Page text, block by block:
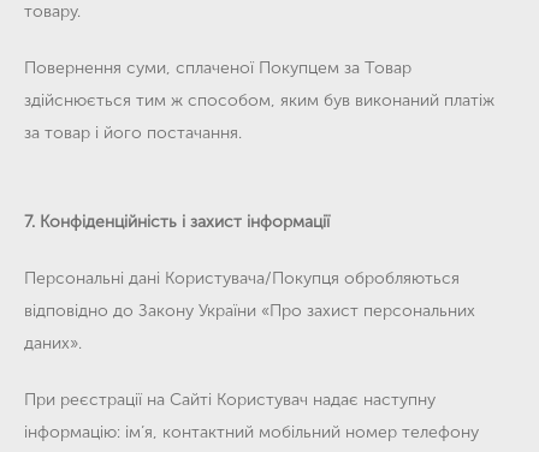
товару.
Повернення суми, сплаченої Покупцем за Товар
здійснюється тим ж способом, яким був виконаний платіж
за товар і його постачання.
7. Конфіденційність і захист інформації
Персональні дані Користувача/Покупця обробляються
відповідно до Закону України «Про захист персональних
даних».
При реєстрації на Сайті Користувач надає наступну
інформацію: ім’я, контактний мобільний номер телефону